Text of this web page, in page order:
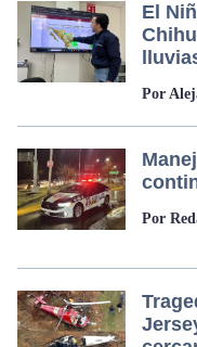
El
Por
Por